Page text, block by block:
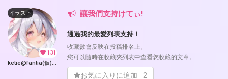
131
イラスト
ketie@fantia(仮) (けてぃ)
讓我們支持けてぃ!
通過我的最愛列表支持！
收藏數會反映在投稿排名上。
您可以隨時在收藏夾列表中查看您收藏的文章。
お気に入りに追加 2